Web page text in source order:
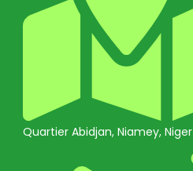
Quartier Abidjan, Niamey, Niger